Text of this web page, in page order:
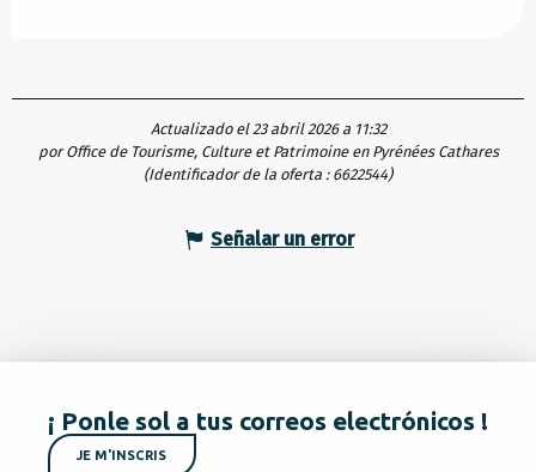
Actualizado el 23 abril 2026 a 11:32
por Office de Tourisme, Culture et Patrimoine en Pyrénées Cathares
(Identificador de la oferta : 6622544)
Señalar un error
¡ Ponle sol a tus correos electrónicos !
JE M'INSCRIS